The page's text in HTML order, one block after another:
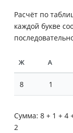
Расчёт по
каждой букве
Ж А
8 1
Сумма: 8 + 1 + 4
2